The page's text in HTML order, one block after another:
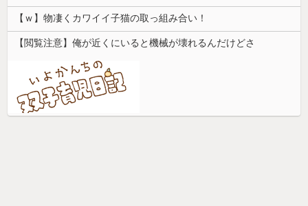
【ｗ】物凄くカワイイ子猫の取っ組み合い！
【閲覧注意】俺が近くにいると機械が壊れるんだけどさ